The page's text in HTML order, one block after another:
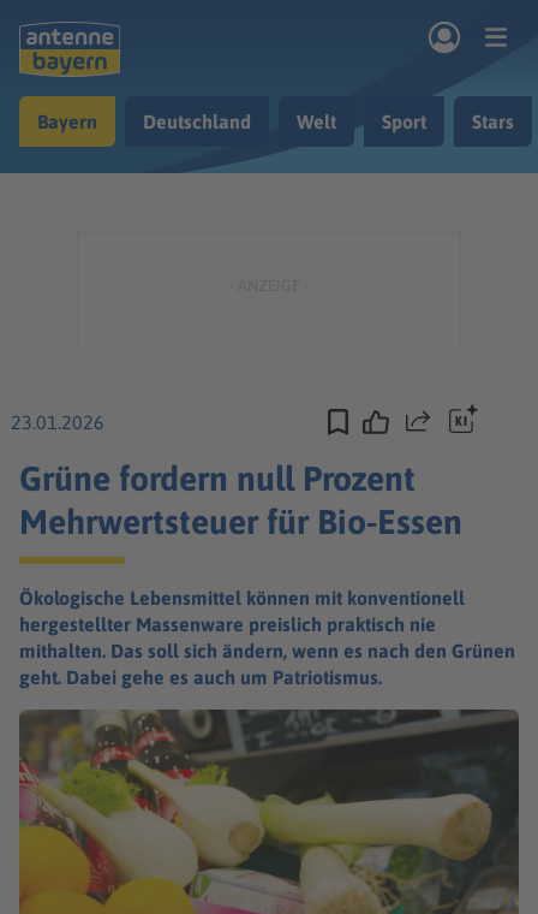
Musik & Radio
Bayern Deutschland Welt Sport Stars
23.01.2026 Teilen
Grüne fordern null Prozent
Mehrwertsteuer für Bio-Essen
Ökologische Lebensmittel können mit konventionell
hergestellter Massenware preislich praktisch nie
mithalten. Das soll sich ändern, wenn es nach den Grünen
geht. Dabei gehe es auch um Patriotismus.